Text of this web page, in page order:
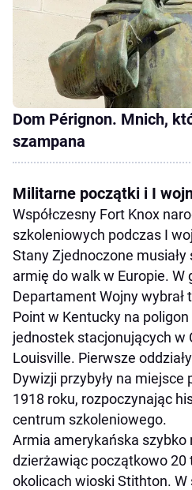
Dom Pérignon. Mnich,
szampana
Militarne początki i I
Współczesny Fort Knox
szkoleniowych podczas I
Stany Zjednoczone
armię do walk w Europie. W
Departament Wojny wybrał
Point w Kentucky na
jednostek stacjonujących w
Louisville. Pierwsze
Dywizji przybyły na
1918 roku, rozpoczynając
centrum szkoleniowego.
Armia amerykańska szybko
dzierżawiąc początkowo 20
okolicach wioski Stithton. W